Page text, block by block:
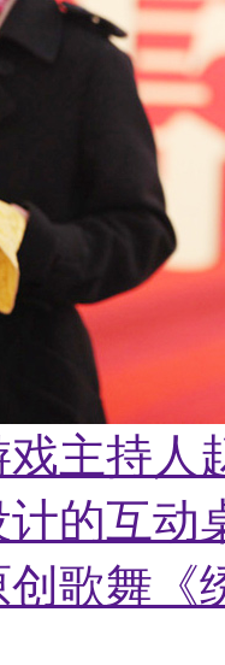
歌舞《